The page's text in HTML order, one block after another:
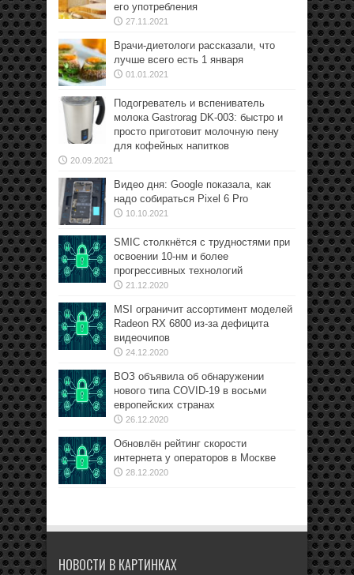
его употребления
27.11.2021
Врачи-диетологи рассказали, что
лучше всего есть 1 января
01.01.2021
Подогреватель и вспениватель
молока Gastrorag DK-003: быстро и
просто приготовит молочную пену
для кофейных напитков
20.09.2021
Видео дня: Google показала, как
надо собираться Pixel 6 Pro
10.10.2021
SMIC столкнётся с трудностями при
освоении 10-нм и более
прогрессивных технологий
21.12.2020
MSI ограничит ассортимент моделей
Radeon RX 6800 из-за дефицита
видеочипов
24.12.2020
ВОЗ объявила об обнаружении
нового типа COVID-19 в восьми
европейских странах
26.12.2020
Обновлён рейтинг скорости
интернета у операторов в Москве
28.12.2020
НОВОСТИ В КАРТИНКАХ